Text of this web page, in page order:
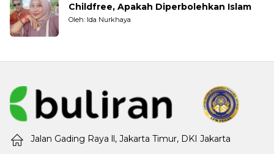
Childfree, Apakah Diperbolehkan Islam
Oleh: Ida Nurkhaya
Jalan Gading Raya ll, Jakarta Timur, DKI Jakarta